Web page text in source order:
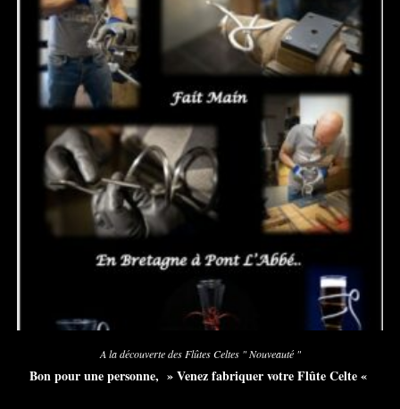
A la découverte des Flûtes Celtes " Nouveauté "
Bon pour une personne, » Venez fabriquer votre Flûte Celte «